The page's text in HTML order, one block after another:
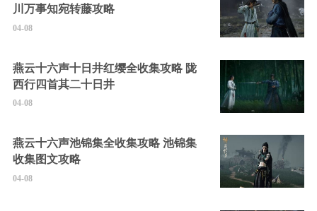
川万事知宛转藤攻略
04-08
燕云十六声十日井红缨全收集攻略 陇
西行四首其二十日井
04-08
燕云十六声池锦集全收集攻略 池锦集
收集图文攻略
04-08